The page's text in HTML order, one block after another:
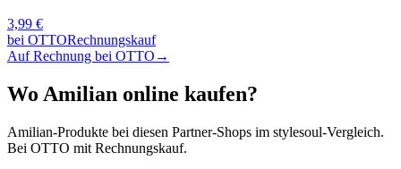
3,99 €
bei OTTORechnungskauf
Auf Rechnung bei OTTO →
Wo Amilian online kaufen?
Amilian-Produkte bei diesen Partner-Shops im stylesoul-Vergleich.
Bei OTTO mit Rechnungskauf.